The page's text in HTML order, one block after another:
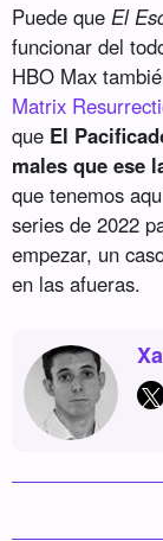
Puede queEl
funcionar del
HBO Max
Matrix
que El
males que ese
que tenemos
series de 2022
empezar, un
en las afueras.